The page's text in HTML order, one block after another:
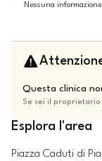
Nessuna informazione
Questa clinica
Se sei il
Esplora l'area
Piazza Caduti di